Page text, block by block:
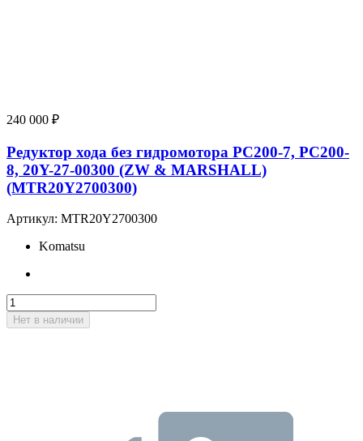
240 000 ₽
Редуктор хода без гидромотора PC200-7, PC200-
8, 20Y-27-00300 (ZW & MARSHALL)
(MTR20Y2700300)
Артикул: MTR20Y2700300
Komatsu
Нет в наличии